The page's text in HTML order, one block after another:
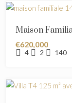
Maison
€620,000
4 2 140